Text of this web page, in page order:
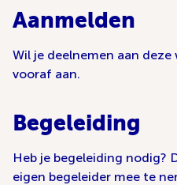
Aanmelden
Wil je deelnemen aan deze
vooraf aan.
Begeleiding
Heb je begeleiding nodig?
eigen begeleider mee te